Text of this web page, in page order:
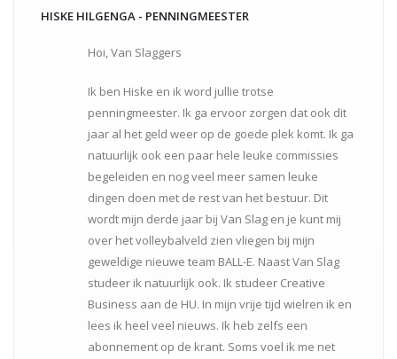
HISKE HILGENGA - PENNINGMEESTER
Hoi, Van Slaggers
Ik ben Hiske en ik word jullie trotse
penningmeester. Ik ga ervoor zorgen dat ook dit
jaar al het geld weer op de goede plek komt. Ik ga
natuurlijk ook een paar hele leuke commissies
begeleiden en nog veel meer samen leuke
dingen doen met de rest van het bestuur. Dit
wordt mijn derde jaar bij Van Slag en je kunt mij
over het volleybalveld zien vliegen bij mijn
geweldige nieuwe team BALL-E. Naast Van Slag
studeer ik natuurlijk ook. Ik studeer Creative
Business aan de HU. In mijn vrije tijd wielren ik en
lees ik heel veel nieuws. Ik heb zelfs een
abonnement op de krant. Soms voel ik me net